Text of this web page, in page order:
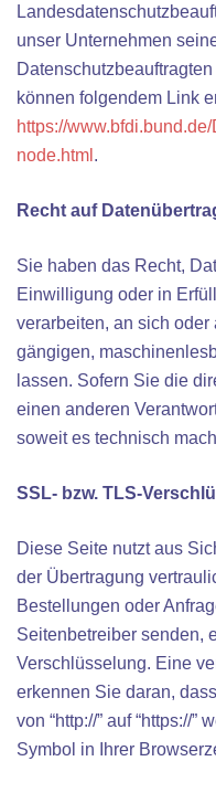
unser Unternehmen
können folgendem Link
https://
node.html .
Recht auf
Sie haben das Recht,
Einwilligung oder in
verarbeiten, an sich
gängigen,
lassen. Sofern Sie die
einen anderen
soweit es technisch
SSL- bzw. TLS-
Diese Seite nutzt aus
der Übertragung
Bestellungen oder
Seitenbetreiber senden,
Verschlüsselung. Eine
erkennen Sie daran,
von “http://” auf “https://
Symbol in Ihrer